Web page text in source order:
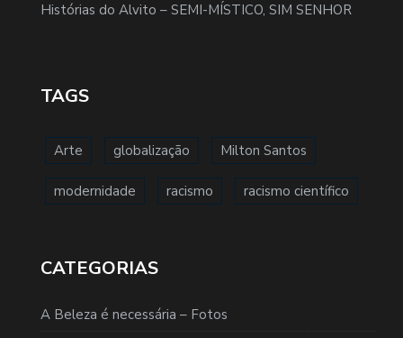
Histórias do Alvito – SEMI-MÍSTICO, SIM SENHOR
TAGS
Arte globalização Milton Santos
modernidade racismo racismo científico
CATEGORIAS
A Beleza é necessária – Fotos